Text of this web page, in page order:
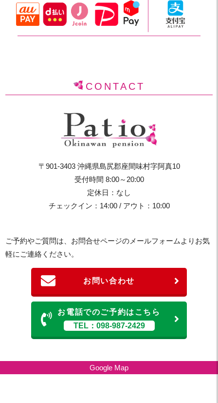
CONTACT
〒901-3403 沖縄県島尻郡座間味村字阿真10
受付時間 8:00～20:00
定休日：なし
チェックイン：14:00 / アウト：10:00
ご予約やご質問は、お問合せページのメールフォームよりお気
軽にご連絡ください。
お問い合わせ
お電話でのご予約はこちら
TEL：098-987-2429
Google Map